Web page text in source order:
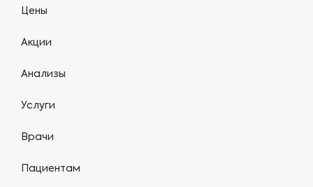
Цены
Акции
Анализы
Услуги
Врачи
Пациентам